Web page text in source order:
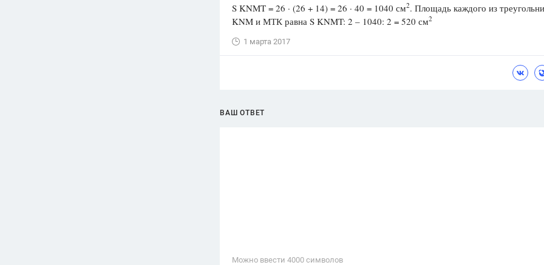
S KNMT = 26 · (26 + 14) = 26 · 40 = 1040 см2. Площадь каждого из
KNM и МТК равна S KNMT: 2 – 1040: 2 = 520 см2
1 марта 2017
ВАШ ОТВЕТ
Можно ввести 4000 cимволов